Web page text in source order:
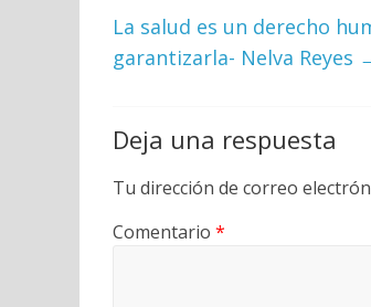
La salud es un derecho
garantizarla- Nelva Reyes
Deja una respuesta
Tu dirección de correo
Comentario *